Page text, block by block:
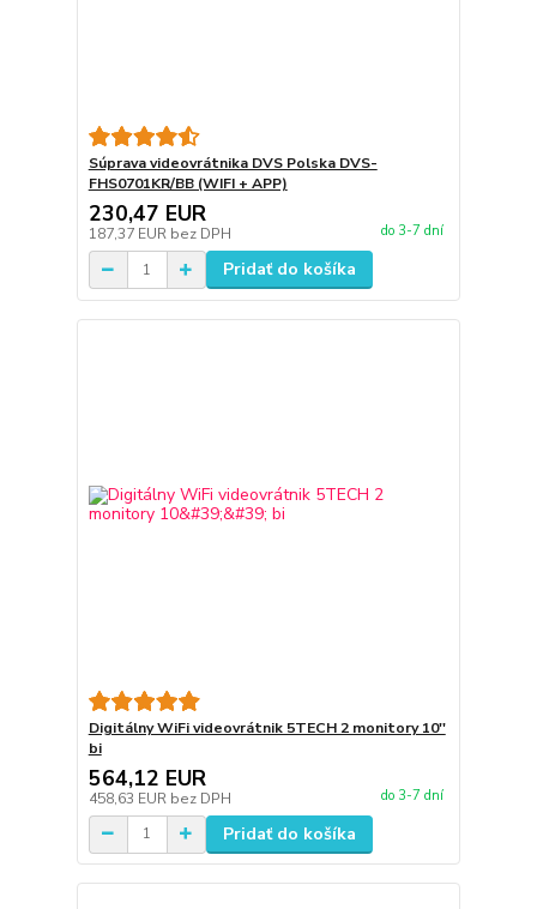
Súprava videovrátnika DVS Polska DVS-
FHS0701KR/BB (WIFI + APP)
230,47 EUR
187,37 EUR bez DPH do 3-7 dní
Pridať do košíka
Digitálny WiFi videovrátnik 5TECH 2 monitory 10''
bi
564,12 EUR
458,63 EUR bez DPH do 3-7 dní
Pridať do košíka